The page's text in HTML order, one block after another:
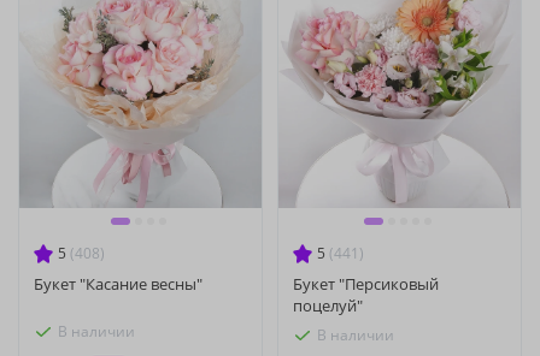
5 (408)
Букет "Касание весны"
В наличии
5 (441)
Букет "Персиковый
поцелуй"
В наличии